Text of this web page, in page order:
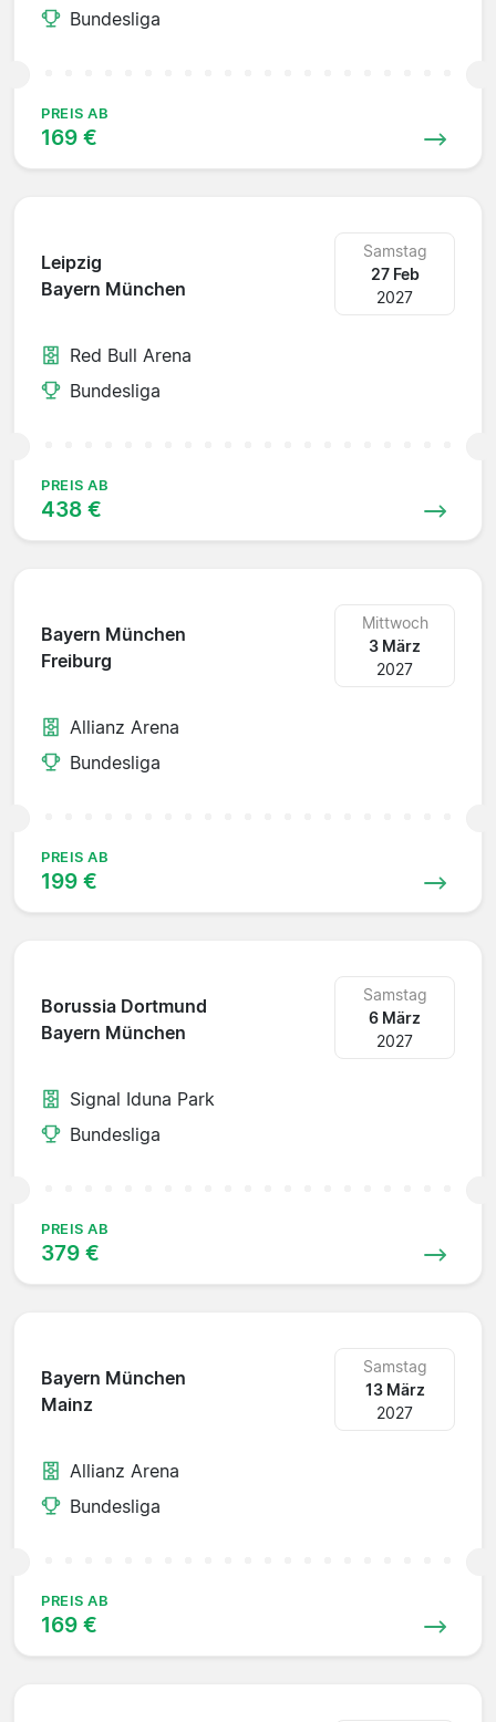
Bundesliga
PREIS AB
169 €
Leipzig
Bayern München
Samstag
27 Feb
2027
Red Bull Arena
Bundesliga
PREIS AB
438 €
Bayern München
Freiburg
Mittwoch
3 März
2027
Allianz Arena
Bundesliga
PREIS AB
199 €
Borussia Dortmund
Bayern München
Samstag
6 März
2027
Signal Iduna Park
Bundesliga
PREIS AB
379 €
Bayern München
Mainz
Samstag
13 März
2027
Allianz Arena
Bundesliga
PREIS AB
169 €